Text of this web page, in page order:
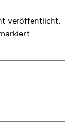
veröffentlicht.